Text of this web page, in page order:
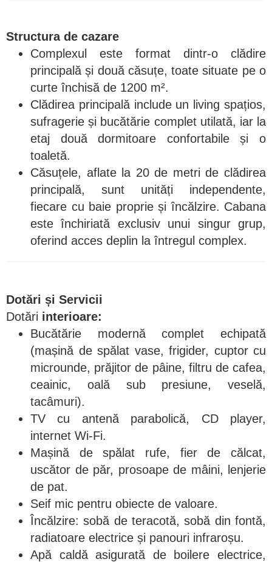
Structura de cazare
Complexul este format dintr-o clădire
principală și două căsuțe, toate situate pe o
curte închisă de 1200 m².
Clădirea principală include un living spațios,
sufragerie și bucătărie complet utilată, iar la
etaj două dormitoare confortabile și o
toaletă.
Căsuțele, aflate la 20 de metri de clădirea
principală, sunt unități independente,
fiecare cu baie proprie și încălzire. Cabana
este închiriată exclusiv unui singur grup,
oferind acces deplin la întregul complex.
Dotări și Servicii
Dotări interioare:
Bucătărie modernă complet echipată
(mașină de spălat vase, frigider, cuptor cu
microunde, prăjitor de pâine, filtru de cafea,
ceainic, oală sub presiune, veselă,
tacâmuri).
TV cu antenă parabolică, CD player,
internet Wi-Fi.
Mașină de spălat rufe, fier de călcat,
uscător de păr, prosoape de mâini, lenjerie
de pat.
Seif mic pentru obiecte de valoare.
Încălzire: sobă de teracotă, sobă din fontă,
radiatoare electrice și panouri infraroșu.
Apă caldă asigurată de boilere electrice,